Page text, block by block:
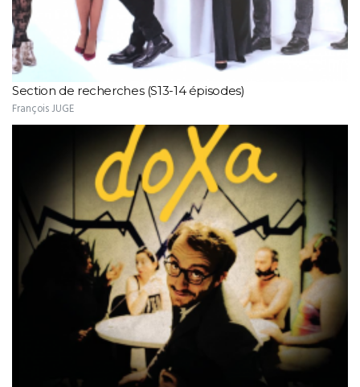
Section de recherches (S13-14 épisodes)
François JUGE